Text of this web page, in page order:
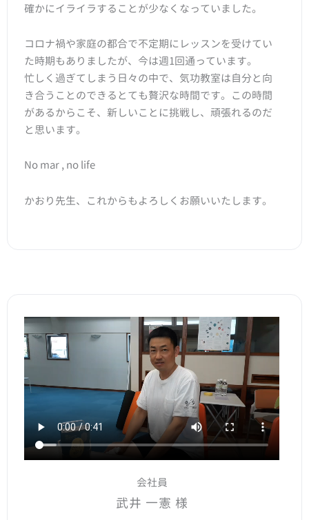
確かにイライラすることが少なくなっていました。
コロナ禍や家庭の都合で不定期にレッスンを受けてい
た時期もありましたが、今は週1回通っています。
忙しく過ぎてしまう日々の中で、気功教室は自分と向
き合うことのできるとても贅沢な時間です。この時間
があるからこそ、新しいことに挑戦し、頑張れるのだ
と思います。
No mar , no life
かおり先生、これからもよろしくお願いいたします。
会社員
武井 一憲 様